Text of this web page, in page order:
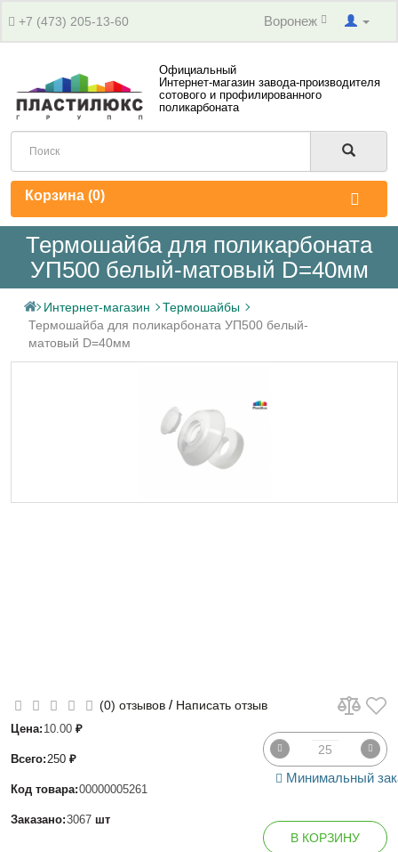
+7 (473) 205-13-60 Воронеж
Официальный
Интернет-магазин завода-производителя
сотового и профилированного
поликарбоната
Корзина (0)
Термошайба для поликарбоната
УП500 белый-матовый D=40мм
Интернет-магазин
Термошайбы
Термошайба для поликарбоната УП500 белый-
матовый D=40мм
(0) отзывов / Написать отзыв
Цена: 10.00 ₽
Всего: 250 ₽
Код товара:00000005261
Заказано:3067 шт
Минимальный
В КОРЗИНУ